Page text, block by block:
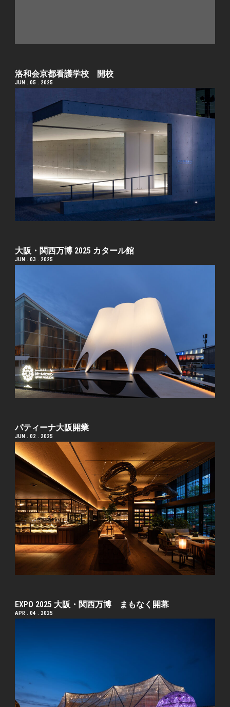
洛和会京都看護学校 開校
JUN . 05 . 2025
大阪・関西万博 2025 カタール館
JUN . 03 . 2025
パティーナ大阪開業
JUN . 02 . 2025
EXPO 2025 大阪・関西万博 まもなく開幕
APR . 04 . 2025